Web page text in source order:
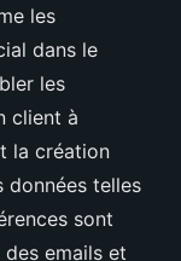
les
dans le
les
client à
la création
données telles
sont
emails et